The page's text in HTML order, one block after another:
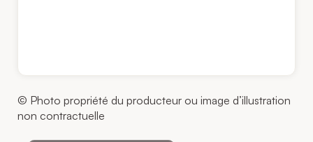
© Photo propriété du producteur ou image d’illustration
non contractuelle